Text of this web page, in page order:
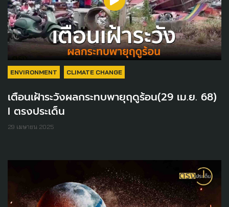
ENVIRONMENT CLIMATE CHANGE
เตือนเฝ้าระวังผลกระทบพายุฤดูร้อน(29 เม.ย. 68)
I ตรงประเด็น
29 เมษายน 2025